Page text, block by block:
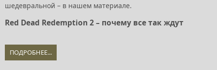
шедевральной – в нашем материале.
Red Dead Redemption 2 – почему все так ждут
ПОДРОБНЕЕ...